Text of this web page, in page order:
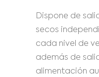
Dispone de
secos
cada nivel de
además de
alimentación